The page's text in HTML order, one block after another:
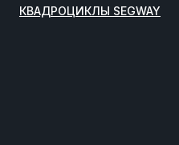
КВАДРОЦИКЛЫ SEGWAY